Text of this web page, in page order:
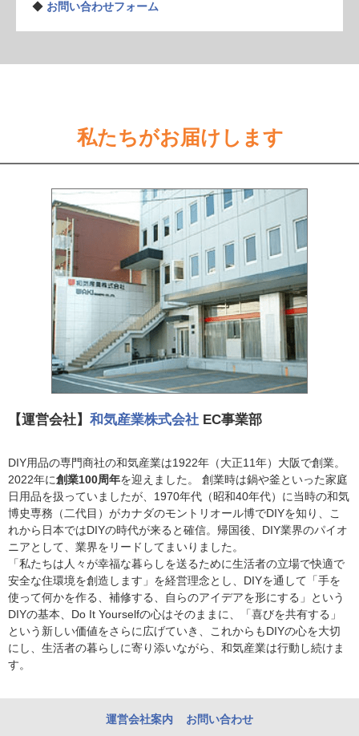
◆ お問い合わせフォーム
私たちがお届けします
【運営会社】 和気産業株式会社 EC事業部
DIY用品の専門商社の和気産業は1922年（大正11年）大阪で創業。
2022年に創業100周年を迎えました。 創業時は鍋や釜といった家庭
日用品を扱っていましたが、1970年代（昭和40年代）に当時の和気
博史専務（二代目）がカナダのモントリオール博でDIYを知り、こ
れから日本ではDIYの時代が来ると確信。帰国後、DIY業界のパイオ
ニアとして、業界をリードしてまいりました。
「私たちは人々が幸福な暮らしを送るために生活者の立場で快適で
安全な住環境を創造します」を経営理念とし、DIYを通して「手を
使って何かを作る、補修する、自らのアイデアを形にする」という
DIYの基本、Do It Yourselfの心はそのままに、「喜びを共有する」
という新しい価値をさらに広げていき、これからもDIYの心を大切
にし、生活者の暮らしに寄り添いながら、和気産業は行動し続けま
す。
運営会社案内 お問い合わせ